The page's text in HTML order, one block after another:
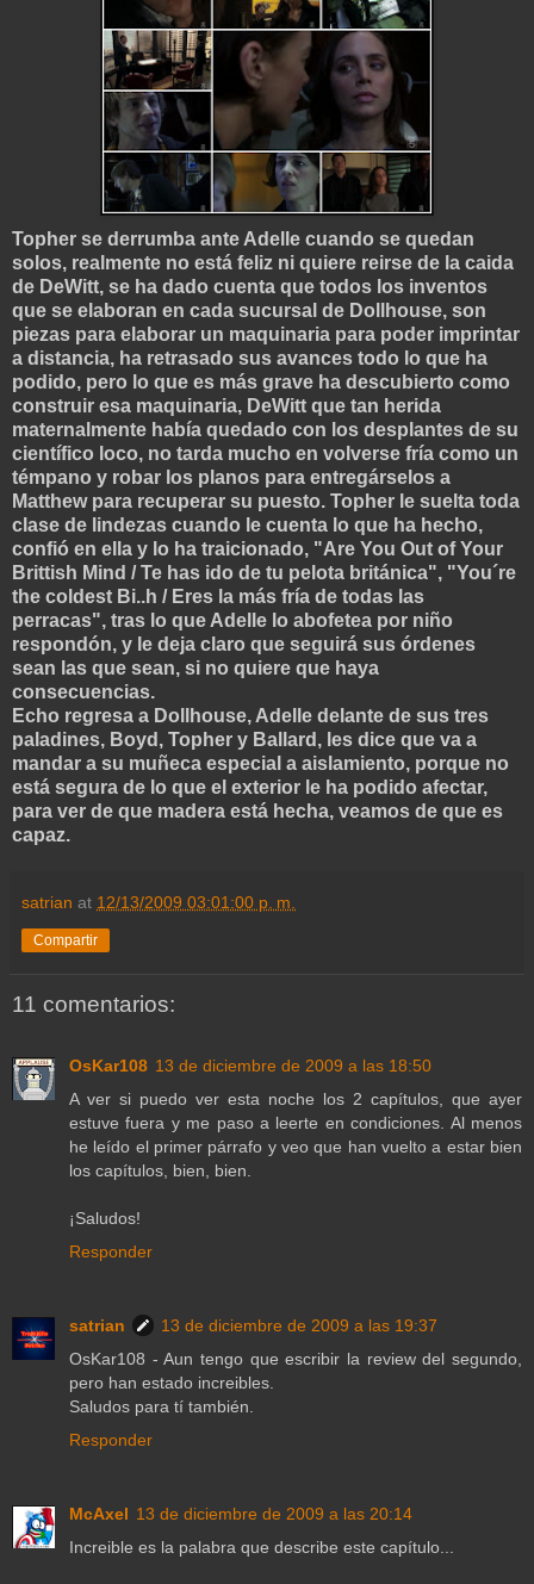
Topher se derrumba ante Adelle cuando se quedan
solos, realmente no está feliz ni quiere reirse de la caida
de DeWitt, se ha dado cuenta que todos los inventos
que se elaboran en cada sucursal de Dollhouse, son
piezas para elaborar un maquinaria para poder imprintar
a distancia, ha retrasado sus avances todo lo que ha
podido, pero lo que es más grave ha descubierto como
construir esa maquinaria, DeWitt que tan herida
maternalmente había quedado con los desplantes de su
científico loco, no tarda mucho en volverse fría como un
témpano y robar los planos para entregárselos a
Matthew para recuperar su puesto. Topher le suelta toda
clase de lindezas cuando le cuenta lo que ha hecho,
confió en ella y lo ha traicionado, "Are You Out of Your
Brittish Mind / Te has ido de tu pelota británica", "You´re
the coldest Bi..h / Eres la más fría de todas las
perracas", tras lo que Adelle lo abofetea por niño
respondón, y le deja claro que seguirá sus órdenes
sean las que sean, si no quiere que haya
consecuencias.
Echo regresa a Dollhouse, Adelle delante de sus tres
paladines, Boyd, Topher y Ballard, les dice que va a
mandar a su muñeca especial a aislamiento, porque no
está segura de lo que el exterior le ha podido afectar,
para ver de que madera está hecha, veamos de que es
capaz.
satrian at 12/13/2009 03:01:00 p. m.
Compartir
11 comentarios:
OsKar108 13 de diciembre de 2009 a las 18:50
A ver si puedo ver esta noche los 2 capítulos, que ayer
estuve fuera y me paso a leerte en condiciones. Al menos
he leído el primer párrafo y veo que han vuelto a estar bien
los capítulos, bien, bien.
¡Saludos!
Responder
satrian
13 de diciembre de 2009 a las 19:37
OsKar108 - Aun tengo que escribir la review del segundo,
pero han estado increibles.
Saludos para tí también.
Responder
McAxel 13 de diciembre de 2009 a las 20:14
Increible es la palabra que describe este capítulo...